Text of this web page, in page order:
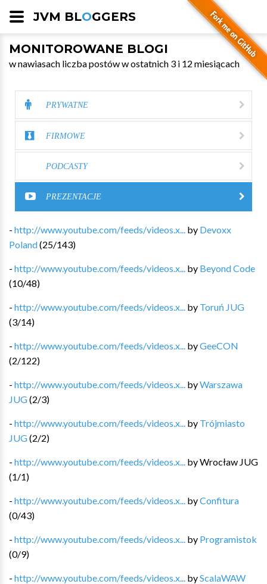
JVM BLOGGERS
MONITOROWANE BLOGI
w nawiasach liczba postów w ostatnich 3 i 12 miesiącach
PRYWATNE
FIRMOWE
PODCASTY
PREZENTACJE
- http://www.youtube.com/feeds/videos.x... by Devoxx
Poland(25/143)
- http://www.youtube.com/feeds/videos.x... by Beyond Code
(10/48)
- http://www.youtube.com/feeds/videos.x... by Toruń JUG
(3/14)
- http://www.youtube.com/feeds/videos.x... byGeeCON
(2/122)
- http://www.youtube.com/feeds/videos.x... byWarszawa
JUG(2/3)
- http://www.youtube.com/feeds/videos.x... by Trójmiasto
JUG(2/2)
- http://www.youtube.com/feeds/videos.x... byWrocław JUG
(1/1)
- http://www.youtube.com/feeds/videos.x... byConfitura
(0/43)
- http://www.youtube.com/feeds/videos.x... by Programistok
(0/9)
- http://www.youtube.com/feeds/videos.x... byScalaWAW